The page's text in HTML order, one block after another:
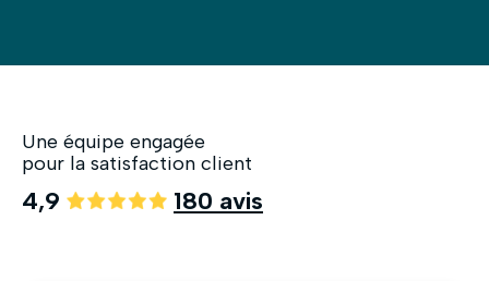
Une équipe engagée
pour la satisfaction client
4,9 180 avis